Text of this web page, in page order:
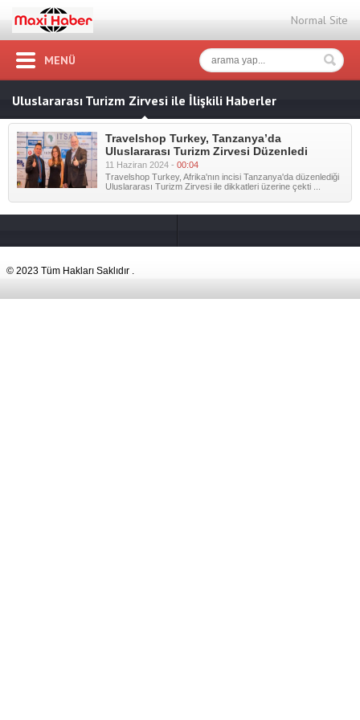
Normal Site
MENÜ
Uluslararası Turizm Zirvesi ile İlişkili Haberler
Travelshop Turkey, Tanzanya’da
Uluslararası Turizm Zirvesi Düzenledi
11 Haziran 2024 - 00:04
Travelshop Turkey, Afrika'nın incisi Tanzanya'da düzenlediği
Uluslararası Turizm Zirvesi ile dikkatleri üzerine çekti ...
© 2023 Tüm Hakları Saklıdır .